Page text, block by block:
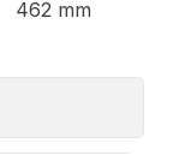
462 mm